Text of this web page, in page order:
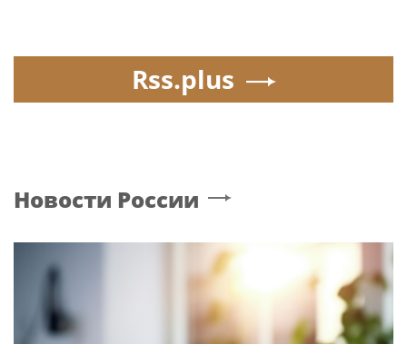
Rss.plus
Новости России